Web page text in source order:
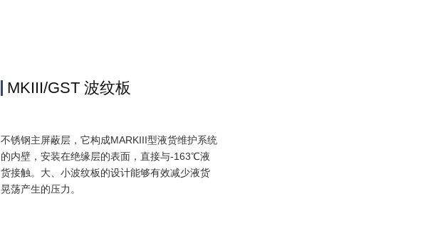
MKIII/GST 波纹板
不锈钢主屏蔽层，它构成MARKIII型液货维护系统
的内壁，安装在绝缘层的表面，直接与-163℃液
货接触。大、小波纹板的设计能够有效减少液货
晃荡产生的压力。